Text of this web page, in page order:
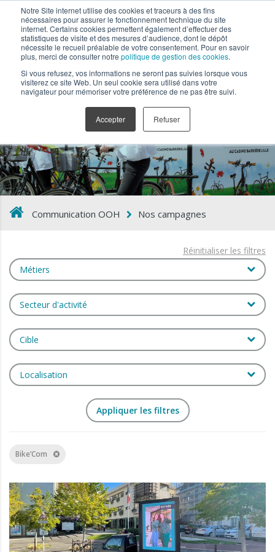
Notre Site internet utilise des cookies et traceurs à des fins
nécessaires pour assurer le fonctionnement technique du site
internet. Certains cookies permettent également d’effectuer des
statistiques de visite et des mesures d’audience, dont le dépôt
nécessite le recueil préalable de votre consentement. Pour en savoir
plus, merci de consulter notre politique de gestion des cookies.
Si vous refusez, vos informations ne seront pas suivies lorsque vous
visiterez ce site Web. Un seul cookie sera utilisé dans votre
navigateur pour mémoriser votre préférence de ne pas être suivi.
Accepter Refuser
Nos campagnes
Communication OOH Nos campagnes
Réinitialiser les filtres
Métiers
Secteur d'activité
Cible
Localisation
Bike’Com